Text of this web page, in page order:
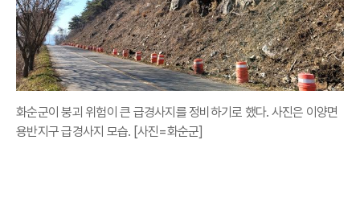
화순군이 붕괴 위험이 큰 급경사지를 정비하기로 했다. 사진은 이양면
용반지구 급경사지 모습. [사진=화순군]